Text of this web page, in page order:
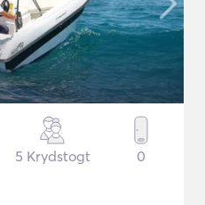
5 Krydstogt 0